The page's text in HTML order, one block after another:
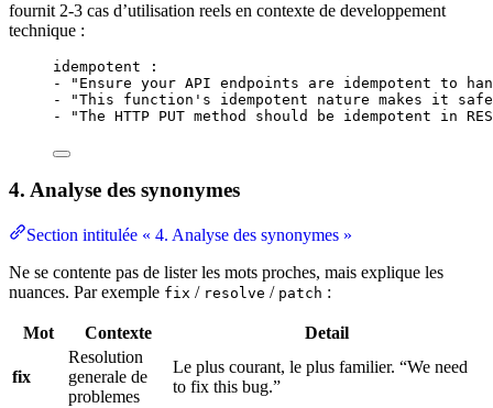
fournit 2-3 cas d’utilisation reels en contexte de developpement
technique :
idempotent :
- "Ensure your API endpoints are idempotent to
- "This function's idempotent nature makes it
- "The HTTP PUT method should be idempotent in
4. Analyse des synonymes
Section intitulée « 4. Analyse des synonymes »
Ne se contente pas de lister les mots proches, mais explique les
nuances. Par exemple fix / resolve / patch :
Mot Contexte Detail
fix
Resolution
generale de
problemes
Le plus courant, le plus familier. “We need
to fix this bug.”